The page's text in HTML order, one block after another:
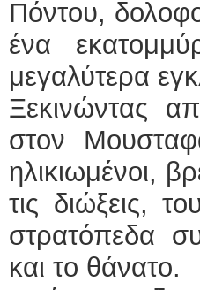
Πόντου,
ένα
μεγαλύτερα
Ξεκινώντας
στον
ηλικιωμένοι,
τις διώξεις,
στρατόπεδα
και το θάνατο.